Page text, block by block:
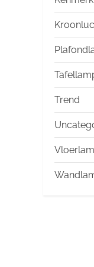
Trend